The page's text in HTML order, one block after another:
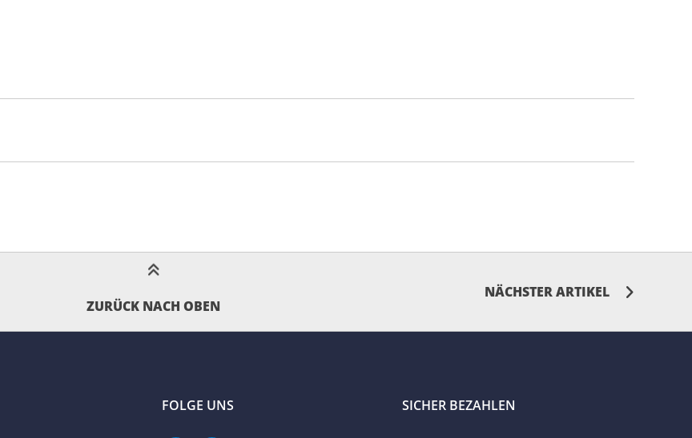
NÄCHSTER ARTIKEL
ZURÜCK NACH OBEN
FOLGE UNS SICHER BEZAHLEN